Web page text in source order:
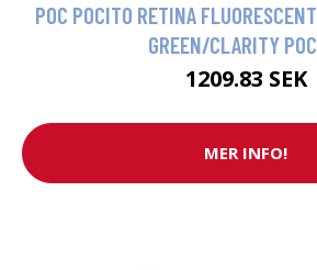
POC POCITO RETINA
GREEN/CLARITY
1209.83 SEK
MER INFO!